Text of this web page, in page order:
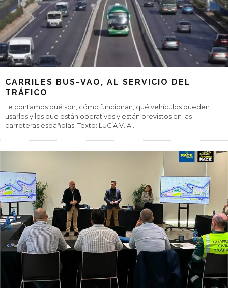
CARRILES BUS-VAO, AL SERVICIO DEL
TRÁFICO
Te contamos qué son, cómo funcionan, qué vehículos pueden
usarlos y los que están operativos y están previstos en las
carreteras españolas. Texto: LUCÍA V. A...